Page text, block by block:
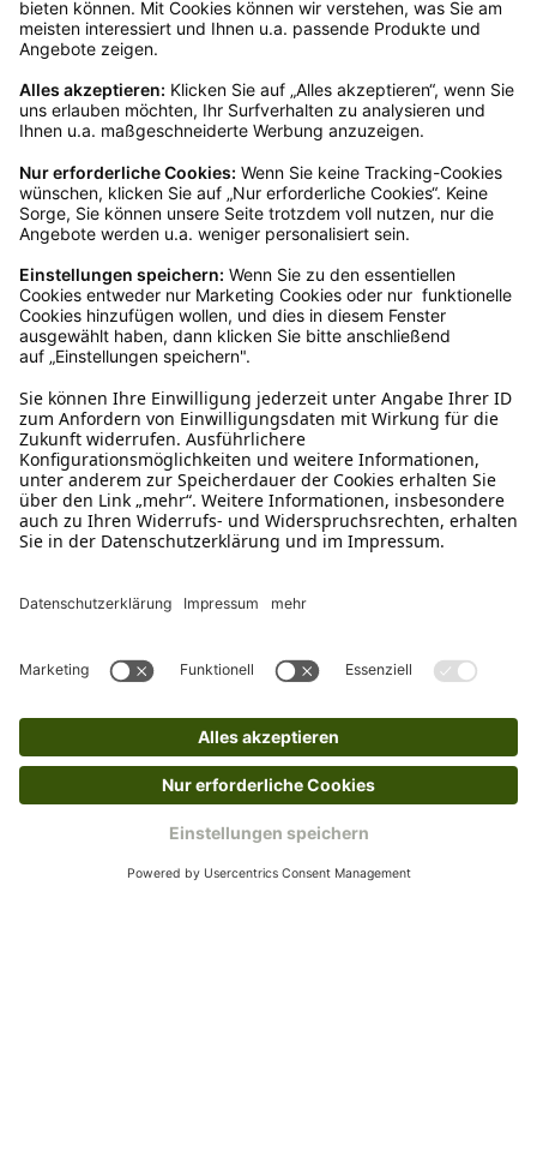
Rückgabeinformationen
Ja, du hast ein 14-tägiges Widerrufsrecht. Die
Ware muss ungetragen, ungeöffnet und
originalverpackt sein. Bei Verwendung des
Retourelabels übernehmen wir die
Rücksendekosten.
Wie funktioniert die
Rücksendung?
findest du online. Verpacke die Artikel
anschließend sicher und klebe das
Rücksendeetikett auf das Paket. Dieses kannst du
dir in deinem Kundenkonto anfordern. Hast du als
Gast bestellt, schreibe uns eine Email an
verkauf@schecker.de oder rufe zu unseren
Rücksendeetikett zukommen.
Kundenservice
Mo – Fr 9 – 17 Uhr, Sa 9 – 13 Uhr